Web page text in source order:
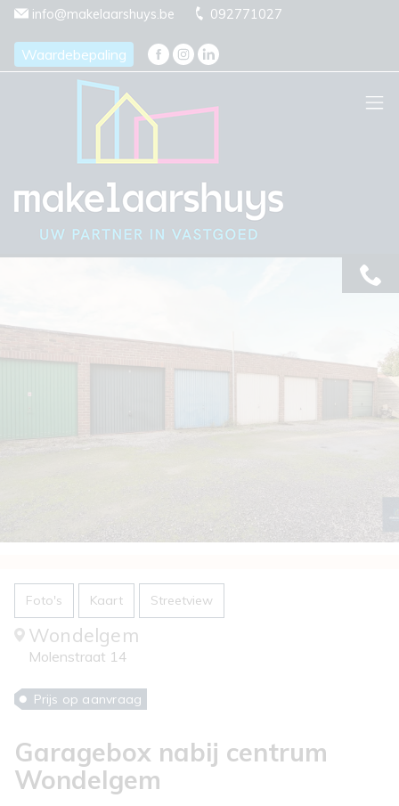
Menu overslaan en naar de inhoud gaan
info@makelaarshuys.be 092771027
Waardebepaling
Garagebox nabij centrum
Wondelgem
Wondelgem
Molenstraat 14
Prijs op aanvraag
Foto's Kaart Streetview